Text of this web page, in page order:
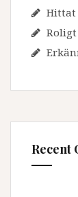
Hittat
Recent